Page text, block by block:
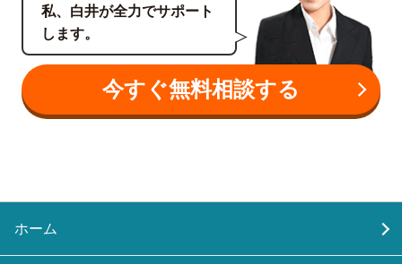
私、白井が全力でサポート
します。
今すぐ無料相談する
ホーム